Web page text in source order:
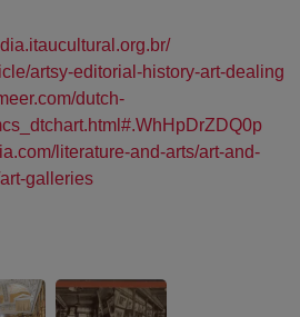
artsy-editorial-history-art-dealing
dutch-
literature-and-arts/art-and-
galleries